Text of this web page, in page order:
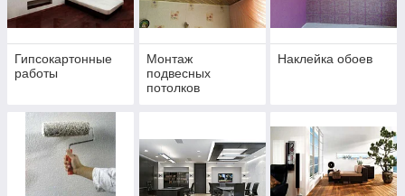
Гипсокартонные
работы
Монтаж
подвесных
потолков
Наклейка обоев